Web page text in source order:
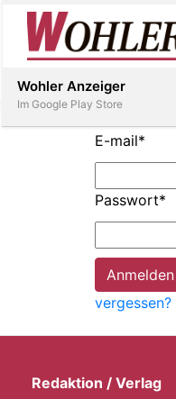
E-
Inserieren
E-mail*
Passwort*
vergessen?
Redaktion / Verlag
Wohler Anzeiger
Im Google Play Store